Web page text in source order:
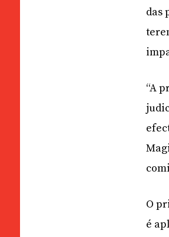
das
“A
O
é